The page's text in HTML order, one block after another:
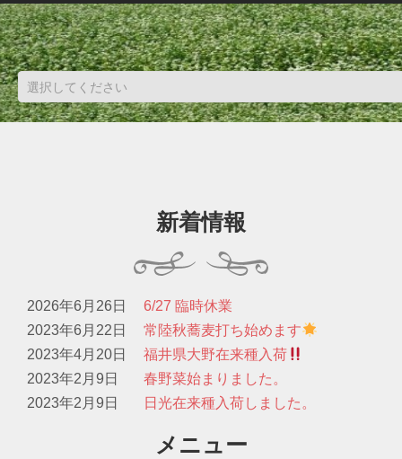
新着情報
2026年6月26日
6/27 臨時休業
2023年6月22日
常陸秋蕎麦打ち始めます
2023年4月20日
福井県大野在来種入荷
2023年2月9日
春野菜始まりました。
2023年2月9日
日光在来種入荷しました。
メニュー